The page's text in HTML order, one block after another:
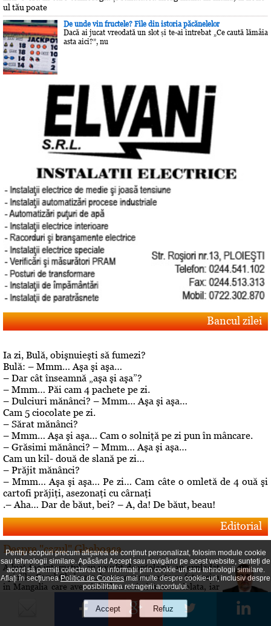
ul tău poate
De unde vin fructele? File din istoria păcănelelor
Dacă ai jucat vreodată un slot și te-ai întrebat „Ce caută lămâia
asta aici?”, nu
Bancul zilei
Ia zi, Bulă, obişnuieşti să fumezi?
Bulă: – Mmm… Aşa şi aşa…
– Dar cât înseamnă „aşa şi aşa”?
– Mmm… Păi cam 4 pachete pe zi.
– Dulciuri mănânci? – Mmm… Aşa şi aşa…
Cam 5 ciocolate pe zi.
– Sărat mănânci?
– Mmm… Aşa şi aşa… Cam o solniţă pe zi pun în mâncare.
– Grăsimi mănânci? – Mmm… Aşa şi aşa…
Cam un kil- două de slană pe zi…
– Prăjit mănânci?
– Mmm… Aşa şi aşa… Pe zi… Cam câte o omletă de 4 ouă şi
cartofi prăjiţi, asezonaţi cu cârnaţi
.– Aha… Dar de băut, bei? – A, da! De băut, beau!
Editorial
Despre "cazul" Gheboasa
A luat foc internetul, au navalit deontologii, au explodat
opiniile. Cazul Gheboasa, la mare concurenta cu fata ucisa
in Mangalia care avea initial 12 ani si fusese violata, iar
gradului de cultura aferent unor concetateni, domnul cu
pricina a fost lasat sa evolueze intr-o siluire a...
Pentru scopuri precum afișarea de conținut personalizat, folosim module cookie
sau tehnologii similare. Apăsând Accept sau navigând pe acest website, sunteți de
acord să permiți colectarea de informații prin cookie-uri sau tehnologii similare.
Aflați în secțiuneaPolitica de Cookiesmai multe despre cookie-uri, inclusiv despre
posibilitatea retragerii acordului.